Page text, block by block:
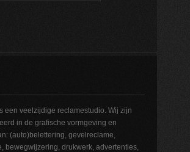
een veelzijdige reclamestudio. Wij zijn
in de grafische vormgeving en
(auto)belettering, gevelreclame,
bewegwijzering, drukwerk, advertenties,